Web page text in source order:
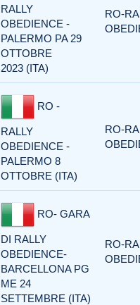
RALLY
OBEDIENCE -
PALERMO PA 29
OTTOBRE
2023 (ITA)
RO-
RO -
RALLY
OBEDIENCE -
PALERMO 8
OTTOBRE (ITA)
RO-
RO- GARA
DI RALLY
OBEDIENCE-
BARCELLONA PG
ME 24
SETTEMBRE (ITA)
RO-